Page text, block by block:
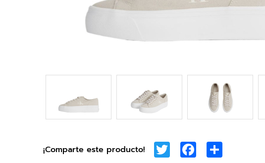
¡Comparte este producto! Twitter Facebook